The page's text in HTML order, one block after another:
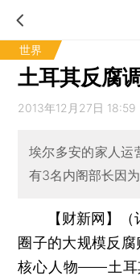
世界
土耳其反腐
2013年12月27日 18:59
埃尔多安的家人运
有3名内阁部长因
【财新网】（
圈子的大规模反
核心人物——土耳